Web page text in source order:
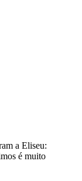
a Eliseu:
é muito